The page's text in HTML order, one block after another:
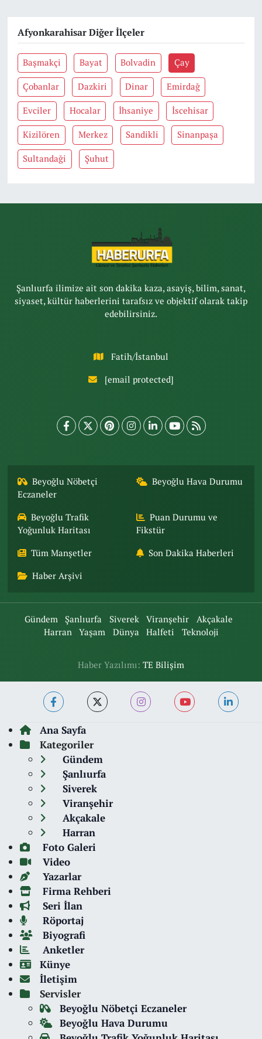
Afyonkarahisar Diğer İlçeler
Başmakçi Bayat Bolvadin Çay
Çobanlar Dazkiri Dinar Emirdağ
Evciler Hocalar İhsaniye İscehisar
Kizilören Merkez Sandikli Sinanpaşa
Sultandaği Şuhut
Şanlıurfa ilimize ait son dakika kaza, asayiş, bilim, sanat,
siyaset, kültür haberlerini tarafsız ve objektif olarak takip
edebilirsiniz.
Fatih/İstanbul
[email protected]
Beyoğlu Nöbetçi
Eczaneler
Beyoğlu Hava Durumu
Beyoğlu Trafik
Yoğunluk Haritası
Puan Durumu ve
Fikstür
Tüm Manşetler Son Dakika Haberleri
Haber Arşivi
Gündem Şanlıurfa Siverek Viranşehir
Akçakale
Harran
Yaşam Dünya Halfeti Teknoloji
Haber Yazılımı: TE Bilişim
Ana Sayfa
Kategoriler
Gündem
Şanlıurfa
Siverek
Viranşehir
Akçakale
Harran
Foto Galeri
Video
Yazarlar
Firma Rehberi
Seri İlan
Röportaj
Biyografi
Anketler
Künye
İletişim
Servisler
Beyoğlu Nöbetçi Eczaneler
Beyoğlu Hava Durumu